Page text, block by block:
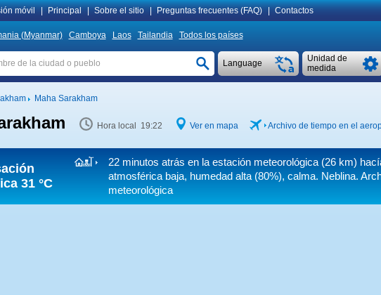
móvil Principal Sobre el sitio Preguntas frecuentes (FAQ) Contactos
(Myanmar) Camboya Laos Tailandia Todos los países
Unidad de
medida
Language
Maha Sarakham
Hora local 19:22 Ver en mapa Archivo de tiempo en el
31 °C
22 minutos atrás en la estación meteorológica (26 km)
atmosférica baja, humedad alta (80%), calma. Neblina.
meteorológica